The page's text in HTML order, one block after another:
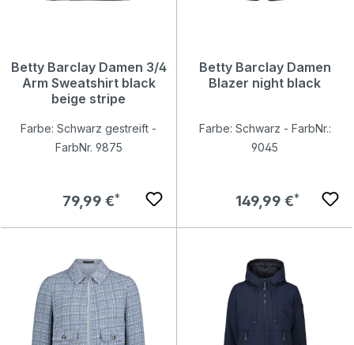
Betty Barclay Damen 3/4
Arm Sweatshirt black
beige stripe
Farbe: Schwarz gestreift -
FarbNr. 9875
Regulärer Preis:
79,99 €
Betty Barclay Damen
Blazer night black
Farbe: Schwarz - FarbNr.:
9045
Regulärer Preis:
149,99 €